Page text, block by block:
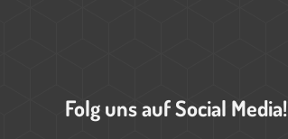
Folg uns auf Social Media!